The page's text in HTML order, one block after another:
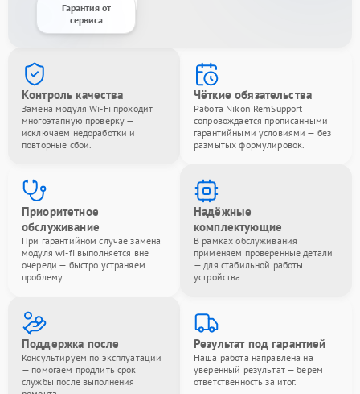
Гарантия от
сервиса
Контроль качества
Замена модуля Wi-Fi проходит
многоэтапную проверку —
исключаем недоработки и
повторные сбои.
Чёткие обязательства
Работа Nikon RemSupport
сопровождается прописанными
гарантийными условиями — без
размытых формулировок.
Приоритетное
обслуживание
При гарантийном случае замена
модуля wi-fi выполняется вне
очереди — быстро устраняем
проблему.
Надёжные
комплектующие
В рамках обслуживания
применяем проверенные детали
— для стабильной работы
устройства.
Поддержка после
Консультируем по эксплуатации
— помогаем продлить срок
службы после выполнения
Результат под гарантией
Наша работа направлена на
уверенный результат — берём
ответственность за итог.